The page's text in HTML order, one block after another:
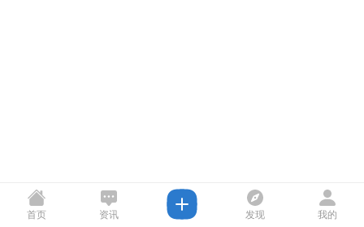
首页 资讯 发现 我的